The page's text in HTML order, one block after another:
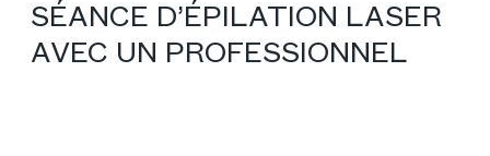
SÉANCE D’ÉPILATION LASER
AVEC UN PROFESSIONNEL